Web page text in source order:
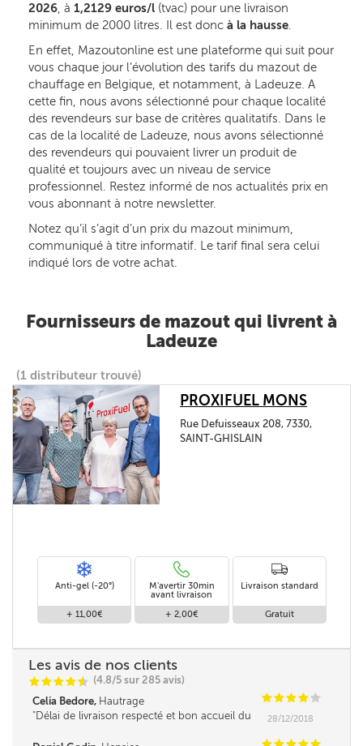
2026, à 1,2129 euros/l (tvac) pour une livraison
minimum de 2000 litres. Il est donc à la hausse.
En effet, Mazoutonline est une plateforme qui suit pour
vous chaque jour l’évolution des tarifs du mazout de
chauffage en Belgique, et notamment, à Ladeuze. A
cette fin, nous avons sélectionné pour chaque localité
des revendeurs sur base de critères qualitatifs. Dans le
cas de la localité de Ladeuze, nous avons sélectionné
des revendeurs qui pouvaient livrer un produit de
qualité et toujours avec un niveau de service
professionnel. Restez informé de nos actualités prix en
vous abonnant à notre newsletter.
Notez qu’il s’agit d’un prix du mazout minimum,
communiqué à titre informatif. Le tarif final sera celui
indiqué lors de votre achat.
Fournisseurs de mazout qui livrent à
Ladeuze
(1 distributeur trouvé)
PROXIFUEL MONS
Rue Defuisseaux 208, 7330,
SAINT-GHISLAIN
Anti-gel (-20°)
+ 11,00€
M'avertir 30min
avant livraison
+ 2,00€
Livraison standard
Gratuit
Les avis de nos clients
CCCCi
@ (4.8/5 sur 285 avis)
Celia Bedore, Hautrage CCCC C
Délai de livraison respecté et bon accueil du
28/12/2018